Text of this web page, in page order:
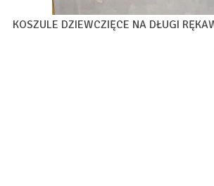
KOSZULE DZIEWCZIĘCE NA DŁUGI